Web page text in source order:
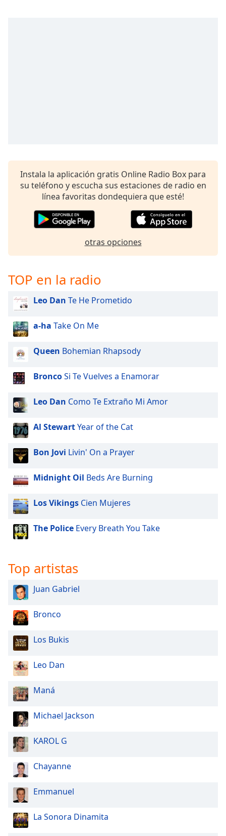
Instala la aplicación gratis Online Radio Box para
su teléfono y escucha sus estaciones de radio en
línea favoritas dondequiera que esté!
otras opciones
TOP en la radio
Leo Dan Te He Prometido
a-ha Take On Me
Queen Bohemian Rhapsody
BroncoSi Te Vuelves a Enamorar
Leo Dan Como Te Extraño Mi Amor
Al StewartYear of the Cat
Bon Jovi Livin' On a Prayer
Midnight Oil Beds Are Burning
Los Vikings Cien Mujeres
The Police Every Breath You Take
Top artistas
Juan Gabriel
Bronco
Los Bukis
Leo Dan
Maná
Michael Jackson
KAROL G
Chayanne
Emmanuel
La Sonora Dinamita